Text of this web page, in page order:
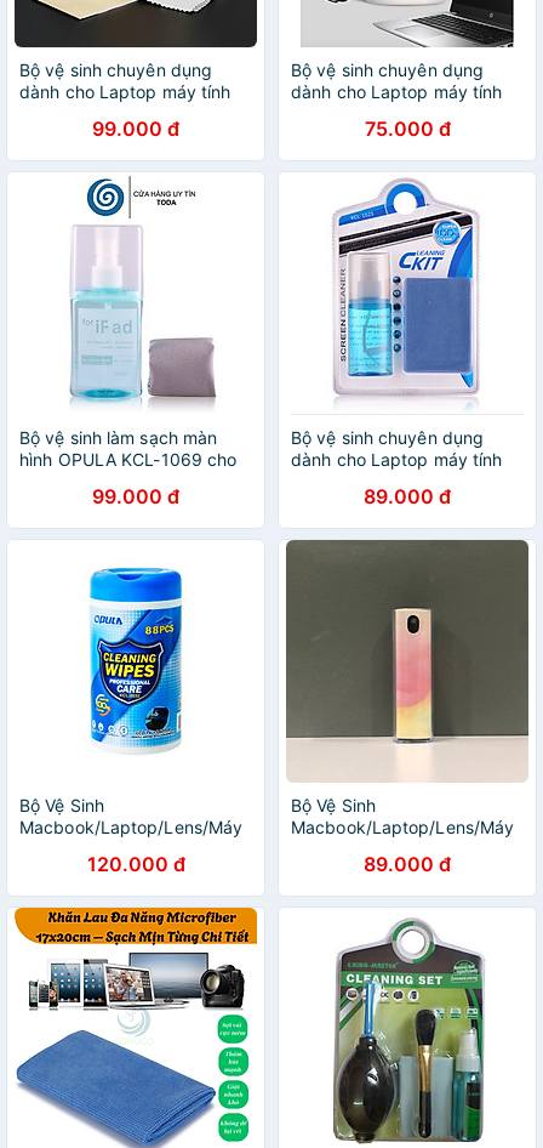
Bộ vệ sinh chuyên dụng
dành cho Laptop máy tính
thoại Ipad Kính mắt Tivi -
Hàng Chính Hãng
99.000 đ
Bộ vệ sinh chuyên dụng
dành cho Laptop máy tính
thoại Ipad Kính mắt Tivi
dạng khăn rút - Hàng Chính
Hãng
75.000 đ
Bộ vệ sinh làm sạch màn
hình OPULA KCL-1069 cho
Laptop / Smartphone / Lens
Camera - Hàng Chính Hãng
99.000 đ
Bộ vệ sinh chuyên dụng
dành cho Laptop máy tính
thoại Ipad Kính mắt Tivi -
Hàng Chính Hãng
89.000 đ
Bộ Vệ Sinh
Macbook/Laptop/Lens/Máy
Cleaning Wipes Hộp 88
Khăn - Hàng Chính Hãng
120.000 đ
Bộ Vệ Sinh
Macbook/Laptop/Lens/Máy
Khuẩn, Kiêm Khăn Lau_ Kèm
Chai Dung Dịch - Hàng
Chính Hãng
89.000 đ